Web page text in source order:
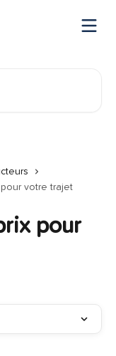
votre trajet
pour